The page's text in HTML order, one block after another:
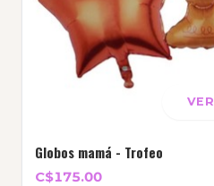
VER
Globos mamá - Trofeo
C$175.00